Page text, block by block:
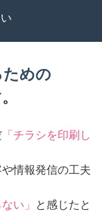
ための
「チラシを印刷し
情報発信の工夫
い」
と感じたと